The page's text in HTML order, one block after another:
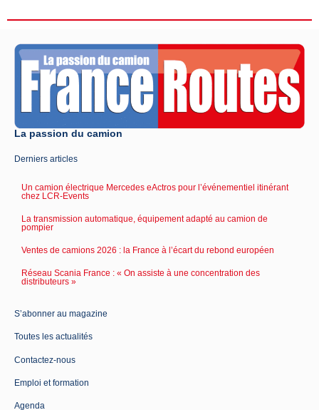
La passion du camion
Derniers articles
Un camion électrique Mercedes eActros pour l’événementiel itinérant
chez LCR-Events
La transmission automatique, équipement adapté au camion de
pompier
Ventes de camions 2026 : la France à l’écart du rebond européen
Réseau Scania France : « On assiste à une concentration des
distributeurs »
S’abonner au magazine
Toutes les actualités
Contactez-nous
Emploi et formation
Agenda